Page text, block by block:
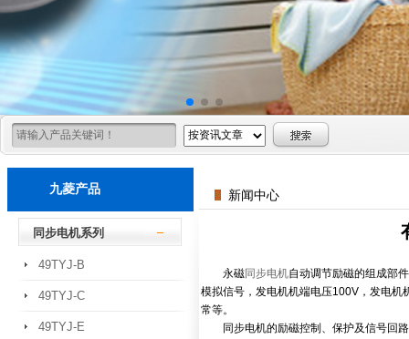
九菱产品
同步电机系列
49TYJ-B
49TYJ-C
49TYJ-E
新闻中心
永磁同步电机自动调节励磁的组成部
模拟信号，发电机机端电压100V，发电机
常等。
同步电机的励磁控制、保护及信号回路